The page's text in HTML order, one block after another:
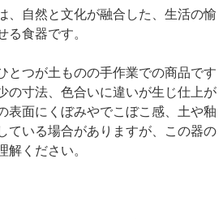
、自然と文化が融合した、生活の愉
る食器です。
とつが土ものの手作業での商品です
の寸法、色合いに違いが生じ仕上が
表面にくぼみやでこぼこ感、土や釉
ている場合がありますが、この器の
解ください。